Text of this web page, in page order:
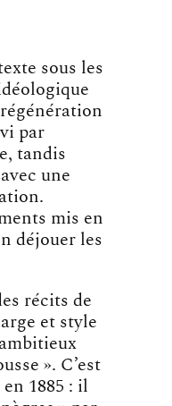
sous les
par
tandis
une
mis en
déjouer les
récits de
et style
». C’est
1885 : il